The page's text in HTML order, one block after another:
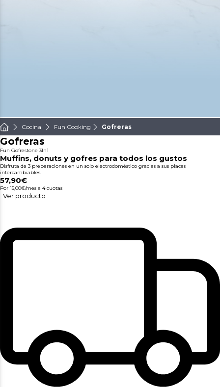
Cocina Fun Cooking Gofreras
Gofreras
Fun Gofrestone 3In1
Muffins, donuts y gofres para todos los gustos
Disfruta de 3 preparaciones en un solo electrodoméstico gracias a sus placas
intercambiables.
57,90€
Por 15,00€/mes a 4 cuotas
Ver producto